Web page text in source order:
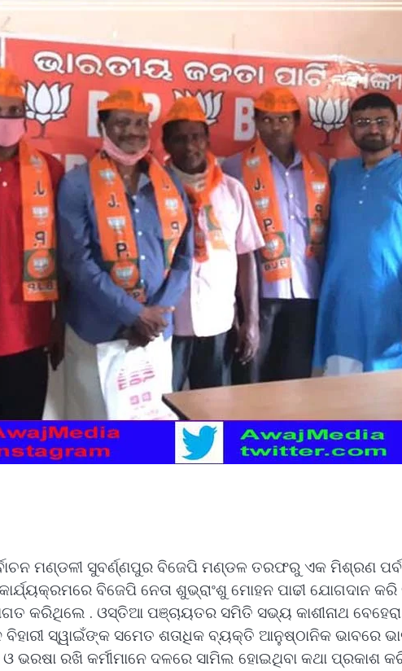
ମଣ୍ଡଳୀ ସୁବର୍ଣ୍ଣପୁର ବିଜେପି ମଣ୍ଡଳ ତରଫରୁ ଏକ ମିଶ୍ରଣ
ବିଜେପି ନେତା ଶୁଭ୍ରାଂଶୁ ମୋହନ ପାଢୀ ଯୋଗଦାନ କରି
କରିଥିଲେ . ଓସ୍ତିଆ ପଞ୍ଚାୟତର ସମିତି ସଭ୍ୟ କାଶୀନାଥ
ସ୍ୱାଇଁଙ୍କ ସମେତ ଶତାଧିକ ବ୍ୟକ୍ତି ଆନୁଷ୍ଠାନିକ ଭାବରେ
ଭରଷା ରଖି କର୍ମୀମାନେ ଦଳରେ ସାମିଲ ହୋଇଥିବା କଥା ପ୍ରକାଶ